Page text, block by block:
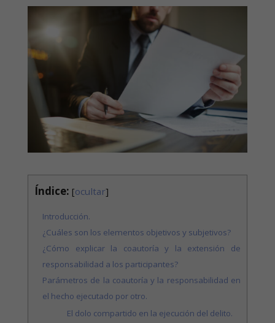
Índice: [ocultar]
Introducción.
¿Cuáles son los elementos objetivos y subjetivos?
¿Cómo explicar la coautoría y la extensión de
responsabilidad a los participantes?
Parámetros de la coautoría y la responsabilidad en
el hecho ejecutado por otro.
El dolo compartido en la ejecución del delito.